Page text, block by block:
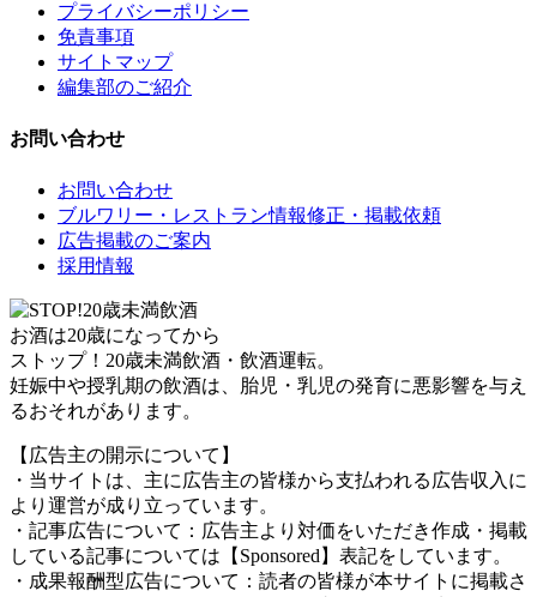
プライバシーポリシー
免責事項
サイトマップ
編集部のご紹介
お問い合わせ
お問い合わせ
ブルワリー・レストラン情報修正・掲載依頼
広告掲載のご案内
採用情報
お酒は20歳になってから
ストップ！20歳未満飲酒・飲酒運転。
妊娠中や授乳期の飲酒は、胎児・乳児の発育に悪影響を与え
るおそれがあります。
【広告主の開示について】
・当サイトは、主に広告主の皆様から支払われる広告収入に
より運営が成り立っています。
・記事広告について：広告主より対価をいただき作成・掲載
している記事については【Sponsored】表記をしています。
・成果報酬型広告について：読者の皆様が本サイトに掲載さ